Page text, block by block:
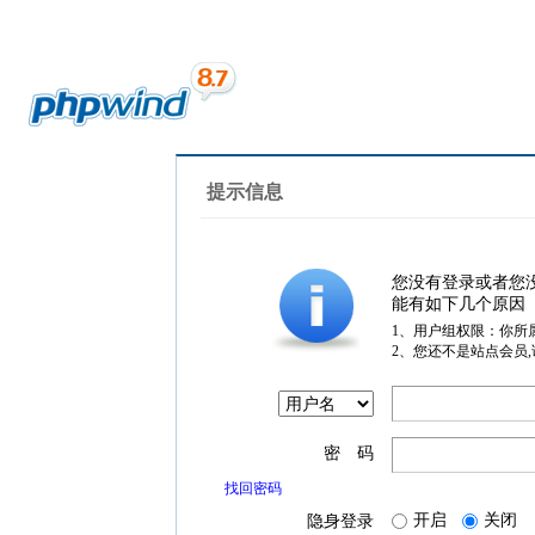
提示信息
您没有登录或者您
能有如下几个原因
1、用户组权限：你所
2、您还不是站点会员
密 码
找回密码
隐身登录 开启 关闭